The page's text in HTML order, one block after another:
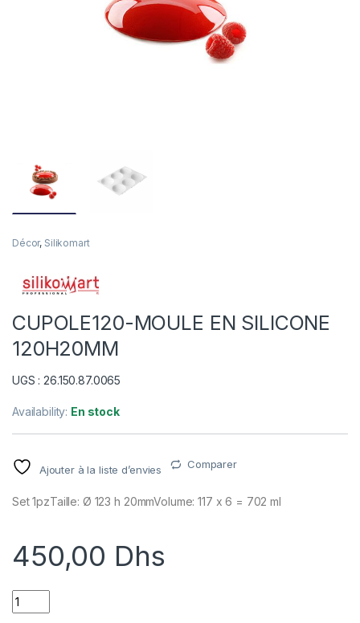
Décor, Silikomart
CUPOLE120-MOULE EN SILICONE
120H20MM
UGS : 26.150.87.0065
Availability: En stock
Ajouter à la liste d’envies Comparer
Set 1pzTaille: Ø 123 h 20mmVolume: 117 x 6 = 702 ml
450,00 Dhs
CUPOLE120-MOULE EN SILICONE 120H20MM quantity